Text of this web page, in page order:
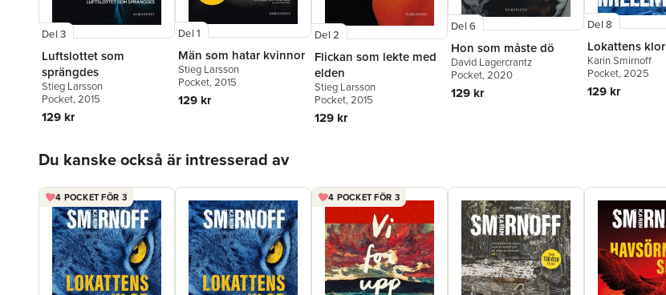
Del 3
Luftslottet som
sprängdes
Stieg Larsson
Pocket, 2015
129 kr
Del 1
Män som hatar kvinnor
Stieg Larsson
Pocket, 2015
129 kr
Del 2
Flickan som lekte med
elden
Stieg Larsson
Pocket, 2015
129 kr
Del 6
Hon som måste dö
David Lagercrantz
Pocket, 2020
129 kr
Del 8
Lokattens klor
Karin Smirnoff
Pocket, 2025
129 kr
Du kanske också är intresserad av
4 POCKET FÖR 3 4 POCKET FÖR 3